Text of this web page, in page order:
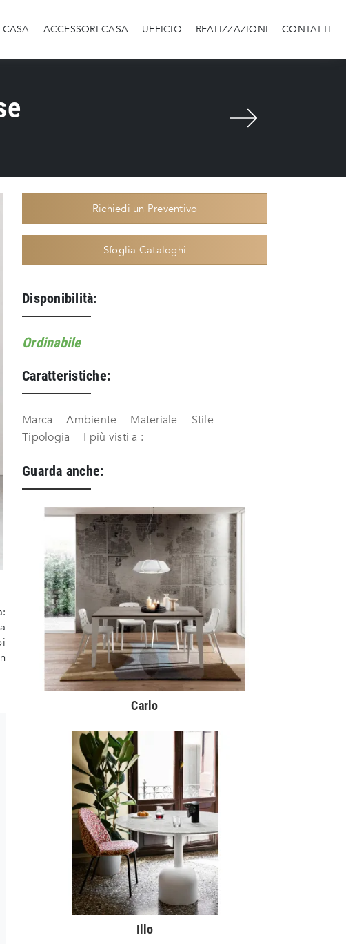
CASA ACCESSORI CASA UFFICIO REALIZZAZIONI CONTATTI
Richiedi un Preventivo
Sfoglia Cataloghi
Disponibilità:
Ordinabile
Caratteristiche:
Marca Ambiente Materiale
Stile
Tipologia
I più visti a :
Guarda anche:
Carlo
Illo